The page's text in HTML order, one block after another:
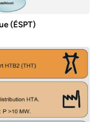
(ÉSPT)